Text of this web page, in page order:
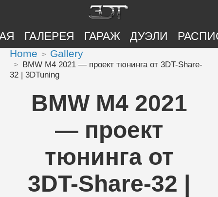
ГАЛЕРЕЯ ГАРАЖ ДУЭЛИ
Home Gallery
BMW M4 2021 — проект тюнинга от 3DT-Share-
32 | 3DTuning
BMW M4 2021
— проект
тюнинга от
3DT-Share-32 |